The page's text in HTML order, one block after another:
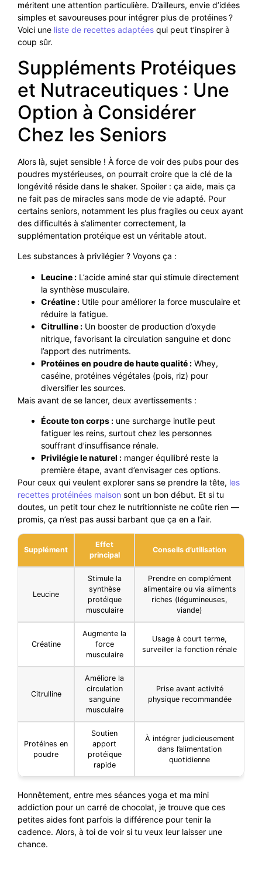
méritent une attention particulière. D’ailleurs, envie d’idées
simples et savoureuses pour intégrer plus de protéines ?
Voici une liste de recettes adaptées qui peut t’inspirer à
coup sûr.
Suppléments Protéiques
et Nutraceutiques : Une
Option à Considérer
Chez les Seniors
Alors là, sujet sensible ! À force de voir des pubs pour des
poudres mystérieuses, on pourrait croire que la clé de la
longévité réside dans le shaker. Spoiler : ça aide, mais ça
ne fait pas de miracles sans mode de vie adapté. Pour
certains seniors, notamment les plus fragiles ou ceux ayant
des difficultés à s’alimenter correctement, la
supplémentation protéique est un véritable atout.
Les substances à privilégier ? Voyons ça :
Leucine : L’acide aminé star qui stimule directement
la synthèse musculaire.
Créatine : Utile pour améliorer la force musculaire et
réduire la fatigue.
Citrulline : Un booster de production d’oxyde
nitrique, favorisant la circulation sanguine et donc
l’apport des nutriments.
Protéines en poudre de haute qualité : Whey,
caséine, protéines végétales (pois, riz) pour
diversifier les sources.
Mais avant de se lancer, deux avertissements :
Écoute ton corps : une surcharge inutile peut
fatiguer les reins, surtout chez les personnes
souffrant d’insuffisance rénale.
Privilégie le naturel : manger équilibré reste la
première étape, avant d’envisager ces options.
Pour ceux qui veulent explorer sans se prendre la tête, les
recettes protéinées maison sont un bon début. Et si tu
doutes, un petit tour chez le nutritionniste ne coûte rien —
promis, ça n’est pas aussi barbant que ça en a l’air.
Supplément
Effet
principal
Conseils d’utilisation
Leucine
Stimule la
synthèse
protéique
musculaire
Prendre en complément
alimentaire ou via aliments
riches (légumineuses,
viande)
Créatine
Augmente la
force
musculaire
Usage à court terme,
surveiller la fonction rénale
Citrulline
Améliore la
circulation
sanguine
musculaire
Prise avant activité
physique recommandée
Protéines en
poudre
Soutien
apport
protéique
rapide
À intégrer judicieusement
dans l’alimentation
quotidienne
Honnêtement, entre mes séances yoga et ma mini
addiction pour un carré de chocolat, je trouve que ces
petites aides font parfois la différence pour tenir la
cadence. Alors, à toi de voir si tu veux leur laisser une
chance.